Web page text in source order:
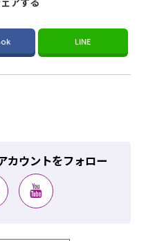
LINE
カウントをフォロー